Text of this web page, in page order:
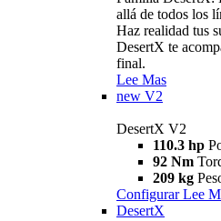
allá de todos los
Haz realidad tus
DesertX te
final.
Lee Mas
new V2
DesertX V2
110.3 hp
92 Nm
209 kg
Configurar Lee
DesertX